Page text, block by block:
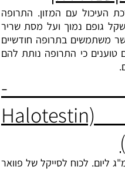
העיכול עם המזון. התרופה
גופם נמוך ועל מסת שריר
משתמשים בתרופה חודשיים
טוענים כי התרופה נותת להם
-
פלואוקסימסטרון Halotestin)
ספורטאים נוטלים 10 עד 20 מ"ג ליום. לכוח לסייקל של פוואר